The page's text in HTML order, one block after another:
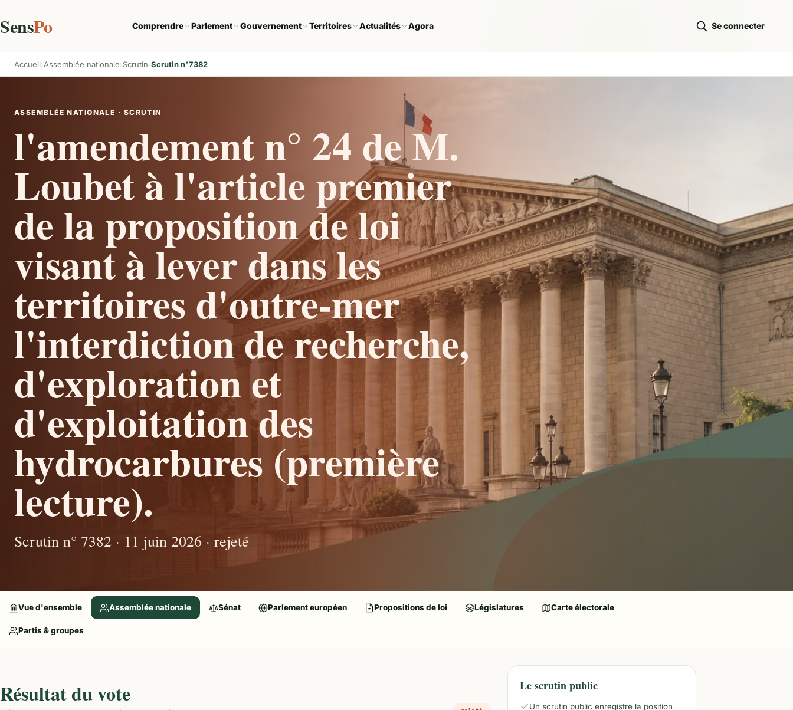
SensPo Comprendre Parlement Gouvernement Territoires Actualités Agora Se connecter
Accueil Assemblée nationale Scrutin Scrutin n°7382
ASSEMBLÉE NATIONALE · SCRUTIN
l'amendement n° 24 de M.
Loubet à l'article premier
de la proposition de loi
visant à lever dans les
territoires d'outre-mer
l'interdiction de recherche,
d'exploration et
d'exploitation des
hydrocarbures (première
lecture).
Scrutin n° 7382 · 11 juin 2026 · rejeté
Vue d'ensemble Assemblée nationale Sénat Parlement européen Propositions de loi Législatures Carte électorale
Partis & groupes
Résultat du vote Le scrutin public
Un scrutin public enregistre la position